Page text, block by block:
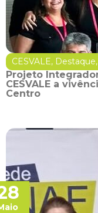
CESVALE, Destaque,
Projeto
CESVALE a
Centro